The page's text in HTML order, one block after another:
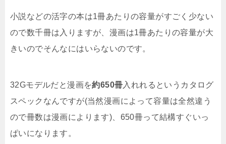
小説などの活字の本は1冊あたりの容量がすごく少ない
ので数千冊は入りますが、漫画は1冊あたりの容量が大
きいのでそんなにはいらないのです。
32Gモデルだと漫画を約650冊入れれるというカタログ
スペックなんですが(当然漫画によって容量は全然違う
ので冊数は漫画によります)、650冊って結構すぐいっ
ぱいになります。